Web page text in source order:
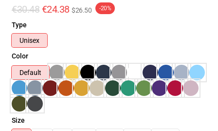
€30.48 €24.38 $26.50 -20%
Type
Unisex
Color
Default
Size